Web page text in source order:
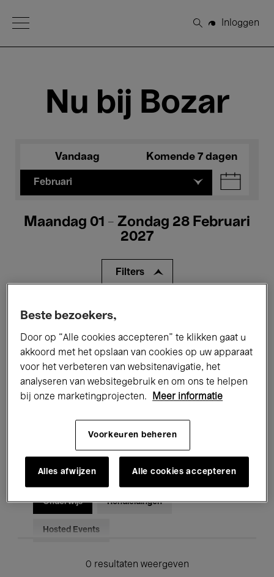
Open Menu
Zoeken
Inloggen
Nu bij Bozar
Vandaag Komende 7 dagen
Februari
Maandag 01 - Zondag 28 Februari
2027
Filters
Alle evenementen
Tentoonstellingen Films
Performances Lezingen & Debatten
Jazz Klassieke Muziek Global Music
Voor iedereen Kids’ Palace
Onderwijs Rondleidingen
Hosted Events
0 resultaten weergeven
Beste bezoekers,
Door op “Alle cookies accepteren” te klikken gaat u
akkoord met het opslaan van cookies op uw apparaat
voor het verbeteren van websitenavigatie, het
analyseren van websitegebruik en om ons te helpen
bij onze marketingprojecten.
Meer informatie
Voorkeuren beheren
Alles afwijzen Alle cookies accepteren